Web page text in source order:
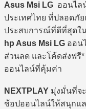
Asus Msi LG ออนไล
ประเทศไทย ที่ปลอดภั
ประสบการณ์ที่ดีที่สุดใ
hp Asus Msi LG ออน
ส่วนลด และโค้ดส่งฟรี
ออนไลน์ที่คุ้มค่า
NEXTPLAY มุ่งมั่นที่จ
ช้อปออนไลน์ให้สนุกแ